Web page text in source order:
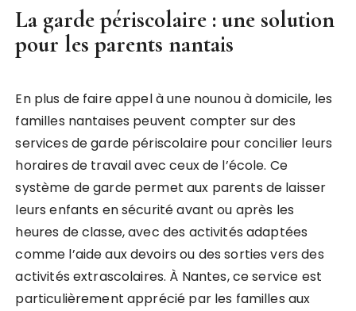
La garde périscolaire : une solution
pour les parents nantais
En plus de faire appel à une nounou à domicile, les
familles nantaises peuvent compter sur des
services de garde périscolaire pour concilier leurs
horaires de travail avec ceux de l’école. Ce
système de garde permet aux parents de laisser
leurs enfants en sécurité avant ou après les
heures de classe, avec des activités adaptées
comme l’aide aux devoirs ou des sorties vers des
activités extrascolaires. À Nantes, ce service est
particulièrement apprécié par les familles aux